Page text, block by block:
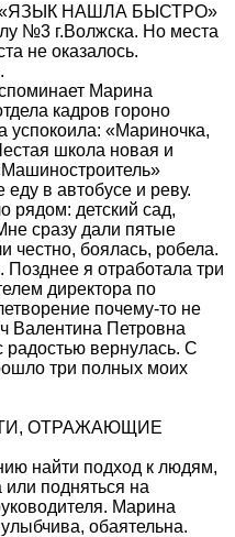
НАШЛА БЫСТРО»
№3 г.Волжска. Но места
не оказалось.
Марина
кадров гороно
«Мариночка,
школа новая и
в автобусе и реву.
рядом: детский сад,
сразу дали пятые
честно, боялась, робела.
я отработала три
директора по
почему-то не
Валентина Петровна
радостью вернулась. С
три полных моих
ОТРАЖАЮЩИЕ
найти подход к людям,
или подняться на
Марина
обаятельна.